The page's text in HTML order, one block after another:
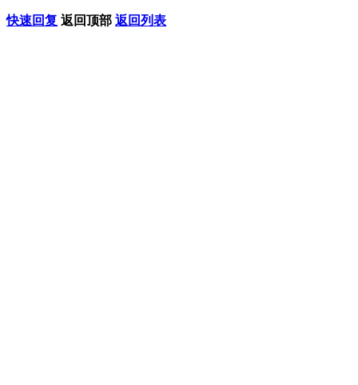
快速回复 返回顶部 返回列表